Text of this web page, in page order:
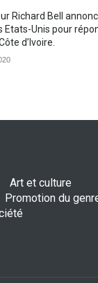
Richard Bell
Etats-Unis pour
d’Ivoire.
Art et culture
Promotion du